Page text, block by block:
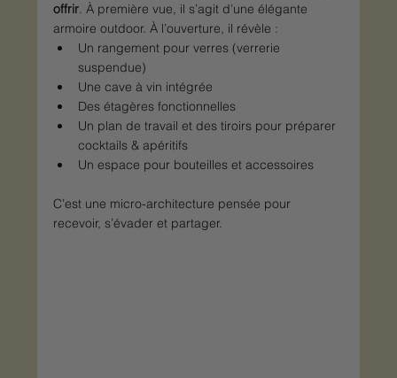
offrir. À première vue, il s’agit d’une élégante
armoire outdoor. À l’ouverture, il révèle :
Un rangement pour verres (verrerie
suspendue)
Une cave à vin intégrée
Des étagères fonctionnelles
Un plan de travail et des tiroirs pour préparer
cocktails & apéritifs
Un espace pour bouteilles et accessoires
C’est une micro-architecture pensée pour
recevoir, s’évader et partager.